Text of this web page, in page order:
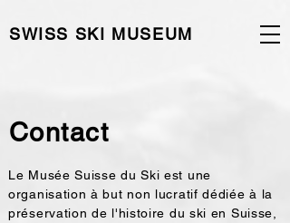
SWISS SKI MUSEUM
Contact
Le Musée Suisse du Ski est une
organisation à but non lucratif dédiée à la
préservation de l'histoire du ski en Suisse,